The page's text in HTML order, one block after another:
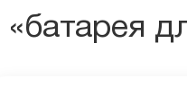
«батарея